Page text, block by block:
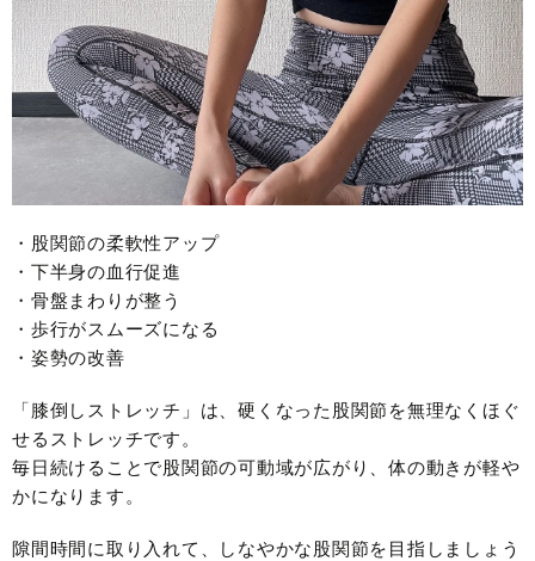
・股関節の柔軟性アップ
・下半身の血行促進
・骨盤まわりが整う
・歩行がスムーズになる
・姿勢の改善
「膝倒しストレッチ」は、硬くなった股関節を無理なくほぐ
せるストレッチです。
毎日続けることで股関節の可動域が広がり、体の動きが軽や
かになります。
隙間時間に取り入れて、しなやかな股関節を目指しましょう